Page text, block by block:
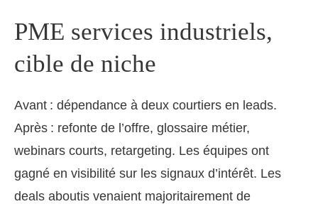
PME services industriels,
cible de niche
Avant : dépendance à deux courtiers en leads.
Après : refonte de l’offre, glossaire métier,
webinars courts, retargeting. Les équipes ont
gagné en visibilité sur les signaux d’intérêt. Les
deals aboutis venaient majoritairement de